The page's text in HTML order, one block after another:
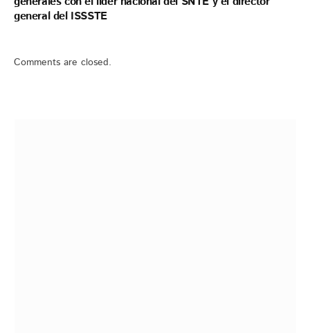
general del ISSSTE
Comments are closed.